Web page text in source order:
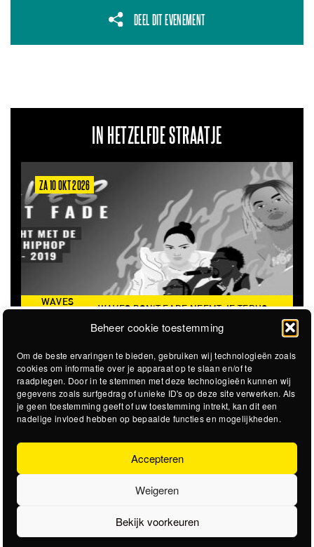
Beheer cookie toestemming
Om de beste ervaringen te bieden, gebruiken wij technologieën zoals
cookies om informatie over je apparaat op te slaan en/of te
raadplegen. Door in te stemmen met deze technologieën kunnen wij
gegevens zoals surfgedrag of unieke ID's op deze site verwerken. Als
je geen toestemming geeft of uw toestemming intrekt, kan dit een
nadelige invloed hebben op bepaalde functies en mogelijkheden.
Accepteren
Weigeren
Bekijk voorkeuren
DEEL DIT EVENEMENT
IN HETZELFDE STRAATJE
DON'T FADE NEEMT JE TERUG
ICONISCHE ZOMER VAN 2016
ZA 6 MRT 2027
THE CLOVERHEARTS (AUS)